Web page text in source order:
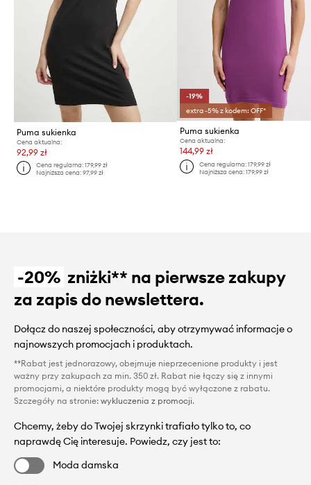
Puma sukienka
Cena aktualna:
92,99 zł
Cena regularna:179,99 zł
Najniższa cena:97,99 zł
-19%
extra -5% z kodem: OFF*
Puma sukienka
Cena aktualna:
144,99 zł
Cena regularna: 179,99 zł
Najniższa cena: 179,99 zł
-20% zniżki** na pierwsze zakupy
za zapis do newslettera.
Dołącz do naszej społeczności, aby otrzymywać informacje o
najnowszych promocjach i produktach.
**Rabat jest jednorazowy, obejmuje nieprzecenione produkty i jest
ważny przy zakupach za min. 350 zł. Rabat nie łączy się z innymi
promocjami, a niektóre produkty mogą być wyłączone z rabatu.
Szczegóły na stronie: wykluczenia z promocji.
Chcemy, żeby do Twojej skrzynki trafiało tylko to, co
naprawdę Cię interesuje. Powiedz, czy jest to:
Moda damska